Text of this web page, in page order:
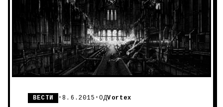
ВЕСТИ •8.6.2015 •ОДVortex